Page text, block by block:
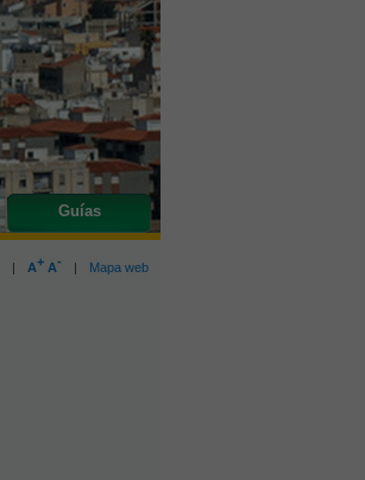
Guías
| A+ A- | Mapa web